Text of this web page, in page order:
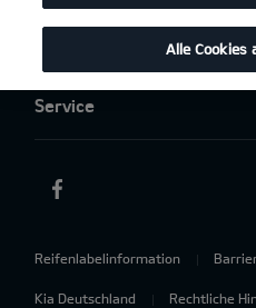
Service
Reifenlabelinformation
Kia Deutschland Rechtliche
Alle Cookies